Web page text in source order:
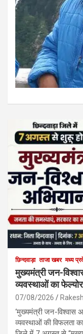
छिन्दवाड़ा ताजा खबर मध्य
मुख्यमंत्री जन-
व्यवस्थाओं का
07/08/2026
‘मुख्यमंत्री जन-विश्वास
व्यवस्थाओं की विफलता का